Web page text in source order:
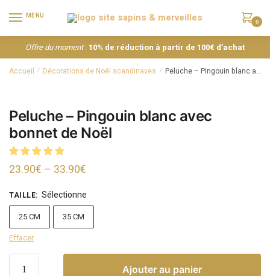
MENU
0
Offre du moment: 10% de réduction à partir de 100€ d’achat
Accueil / Décorations de Noël scandinaves / Peluche – Pingouin blanc avec bonnet de Noël
Peluche – Pingouin blanc avec
bonnet de Noël
23.90€ – 33.90€
TAILLE: Sélectionne
25 CM
35 CM
Effacer
Ajouter au panier